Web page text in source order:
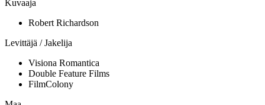
Kuvaaja
Robert Richardson
Levittäjä / Jakelija
Visiona Romantica
Double Feature Films
FilmColony